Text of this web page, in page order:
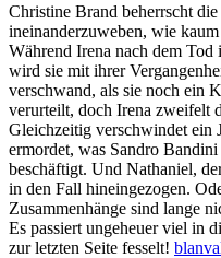
Christine Brand beherrscht
ineinanderzuweben, wie
Während Irena nach dem Tod
wird sie mit ihrer
verschwand, als sie noch ein
verurteilt, doch Irena zweifelt
Gleichzeitig verschwindet ein
ermordet, was Sandro
beschäftigt. Und Nathaniel,
in den Fall hineingezogen.
Zusammenhänge sind lange
Es passiert ungeheuer viel in
zur letzten Seite fesselt!